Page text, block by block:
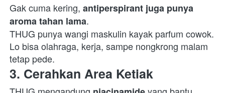
Gak cuma kering, antiperspirant juga punya
aroma tahan lama.
THUG punya wangi maskulin kayak parfum cowok.
Lo bisa olahraga, kerja, sampe nongkrong malam
tetap pede.
3. Cerahkan Area Ketiak